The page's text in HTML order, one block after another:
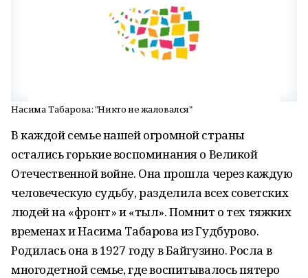
Насима Табарова: "Никто не жаловался"
В каждой семье нашей огромной страны
остались горькие воспоминания о Великой
Отечественной войне. Она прошла через каждую
человеческую судьбу, разделила всех советских
людей на «фронт» и «тыл». Помнит о тех тяжких
временах и Насима Табарова из Гудбурово.
Родилась она в 1927 году в Байгузино. Росла в
многодетной семье, где воспитывалось пятеро